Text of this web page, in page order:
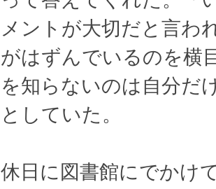
メントが大切だと言わ
がはずんでいるのを横
を知らないのは自分だ
としていた。
休日に図書館にでかけ